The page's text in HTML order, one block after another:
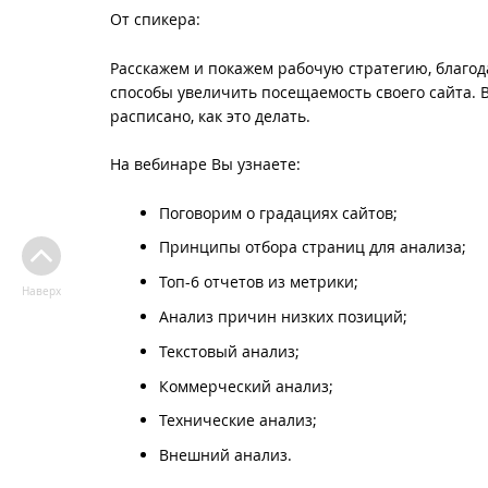
От спикера:
Расскажем и покажем рабочую стратегию,
способы увеличить посещаемость своего
расписано, как это делать.
На вебинаре Вы узнаете:
Поговорим о градациях сайтов;
Принципы отбора страниц для анализа;
Топ-6 отчетов из метрики;
Анализ причин низких позиций;
Текстовый анализ;
Коммерческий анализ;
Технические анализ;
Внешний анализ.
Наверх